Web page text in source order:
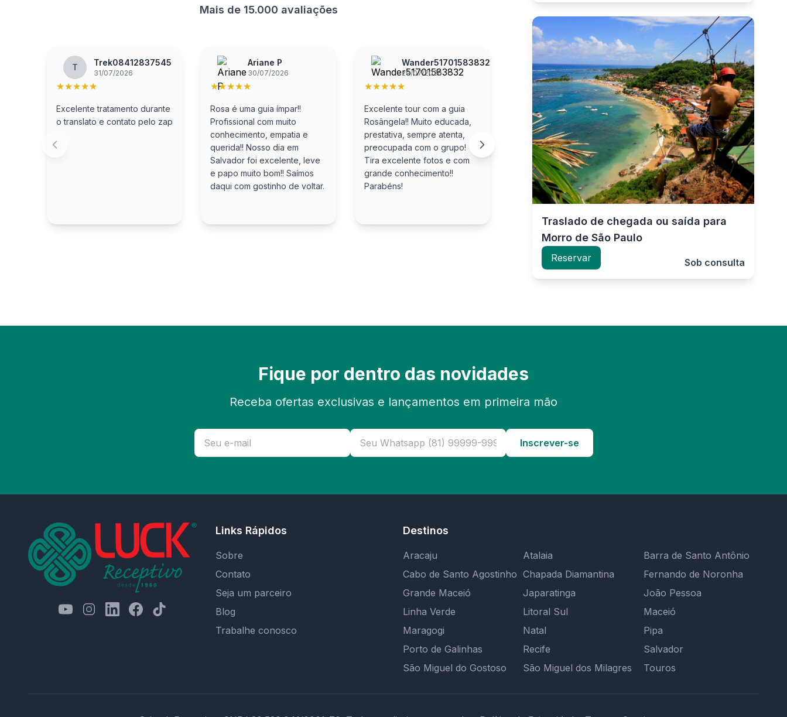
Mais de 15.000 avaliações
T Trek08412837545
31/07/2026
★★★★★
Excelente tratamento durante
o translato e contato pelo zap
Ariane P
30/07/2026
★★★★★
Rosa é uma guia ímpar!!
Profissional com muito
conhecimento, empatia e
querida!! Nosso dia em
Salvador foi excelente, leve
e papo muito bom!! Saímos
daqui com gostinho de voltar.
Wander51701583832
29/07/2026
★★★★★
Excelente tour com a guia
Rosângela!! Muito educada,
prestativa, sempre atenta,
preocupada com o grupo!
Tira excelente fotos e com
grande conhecimento!!
Parabéns!
E elba p
28/07/2026
★★★★
Clóvis nos levou do
aeroporto de Salvador até a
Praia do Forte. Muito
educado, cortês e atencioso.
Dirigiu muito bem, muito
calmo. Solícito, respondeu
nossas questões e carregou
nossas malas.
Thiago C
28/07/2026
★★★★★
só elogios ao Patrick e ao
motorista. Super gente boa,
simpático e nítido que gosta
do que faz!!!
Traslado de chegada ou saída para
Morro de São Paulo
Reservar Sob consulta
Fique por dentro das novidades
Receba ofertas exclusivas e lançamentos em primeira mão
Inscrever-se
Links Rápidos
Sobre
Contato
Seja um parceiro
Blog
Trabalhe conosco
Destinos
Aracaju Atalaia
Barra de Santo Antônio
Cabo de Santo Agostinho Chapada Diamantina
Fernando de Noronha
Grande Maceió
Japaratinga
João Pessoa
Linha Verde
Litoral Sul
Maceió
Maragogi
Natal
Pipa
Porto de Galinhas
Recife
Salvador
São Miguel do Gostoso
São Miguel dos Milagres Touros